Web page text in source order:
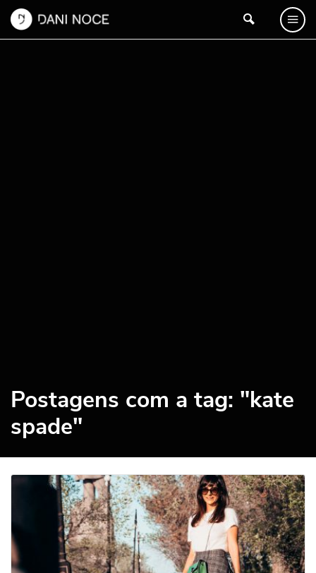
Postagens com a tag: "kate
spade"